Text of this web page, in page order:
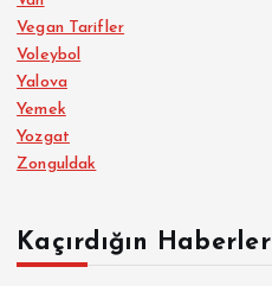
Vegan Tarifler
Voleybol
Yalova
Yemek
Yozgat
Zonguldak
Kaçırdığın Haberler